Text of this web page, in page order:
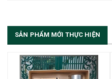
SẢN PHẨM MỚI THỰC HIỆN